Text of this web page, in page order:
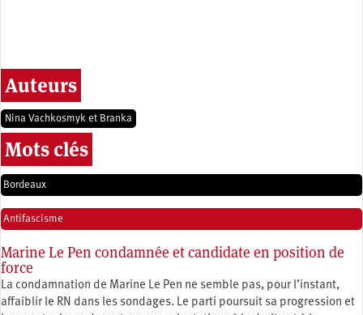
Auteurs
Nina Vachkosmyk et Branka
Mots clés
Bordeaux
Antifascisme
Marine Le Pen condamnée et candidate en position de
force
La condamnation de Marine Le Pen ne semble pas, pour l’instant,
affaiblir le RN dans les sondages. Le parti poursuit sa progression et